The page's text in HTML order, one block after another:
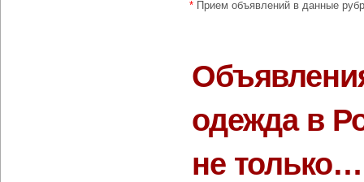
* Прием объявлений в данные
одежда в
не только…